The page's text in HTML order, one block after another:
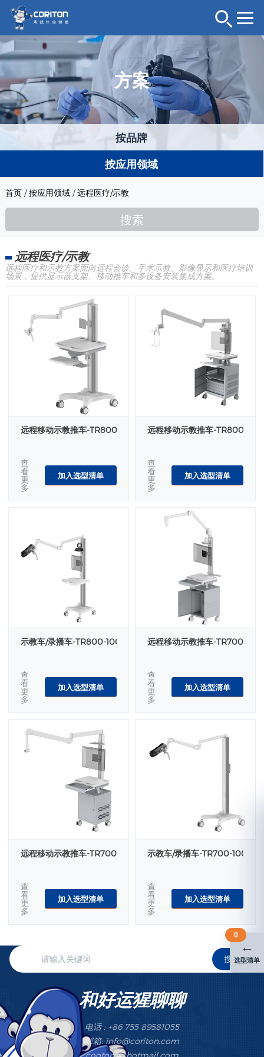
方案
按品牌
按应用领域
首页/按应用领域/远程医疗/示教
搜索
远程医疗/示教
远程医疗和示教方案面向远程会诊、手术示教、影像显示和医疗培训
场景，提供显示器支架、移动推车和多设备安装集成方案。
远程移动示教推车-TR800-300-12
查
看
更
多
加入选型清单
远程移动示教推车-TR800
查
看
更
多
加入选型清单
示教车/录播车-TR800-100-XX
查
看
更
多
加入选型清单
远程移动示教推车-TR700-
查
看
更
多
加入选型清单
远程移动示教推车-TR700-300-10
查
看
更
多
加入选型清单
示教车/录播车-TR700-100-XX
查
看
更
多
加入选型清单
搜索
和好运猩聊聊
电话 : +86 755 89581055
邮箱: info@coriton.com
cootom@hotmail.com
←
选型清单
0